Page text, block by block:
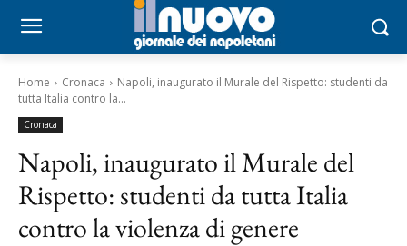
Home Cronaca
Napoli, inaugurato il Murale del Rispetto: studenti da
tutta Italia contro la...
Cronaca
Napoli, inaugurato il Murale del
Rispetto: studenti da tutta Italia
contro la violenza di genere